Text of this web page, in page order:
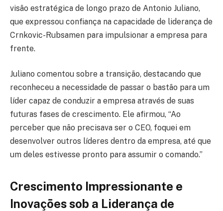
visão estratégica de longo prazo de Antonio Juliano,
que expressou confiança na capacidade de liderança de
Crnkovic-Rubsamen para impulsionar a empresa para
frente.
Juliano comentou sobre a transição, destacando que
reconheceu a necessidade de passar o bastão para um
líder capaz de conduzir a empresa através de suas
futuras fases de crescimento. Ele afirmou, “Ao
perceber que não precisava ser o CEO, foquei em
desenvolver outros líderes dentro da empresa, até que
um deles estivesse pronto para assumir o comando.”
Crescimento Impressionante e
Inovações sob a Liderança de